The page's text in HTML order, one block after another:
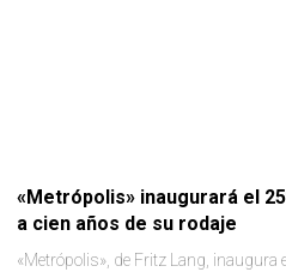
«Metrópolis» inaugurará el
a cien años de su rodaje
«Metrópolis», de Fritz Lang, inaugura